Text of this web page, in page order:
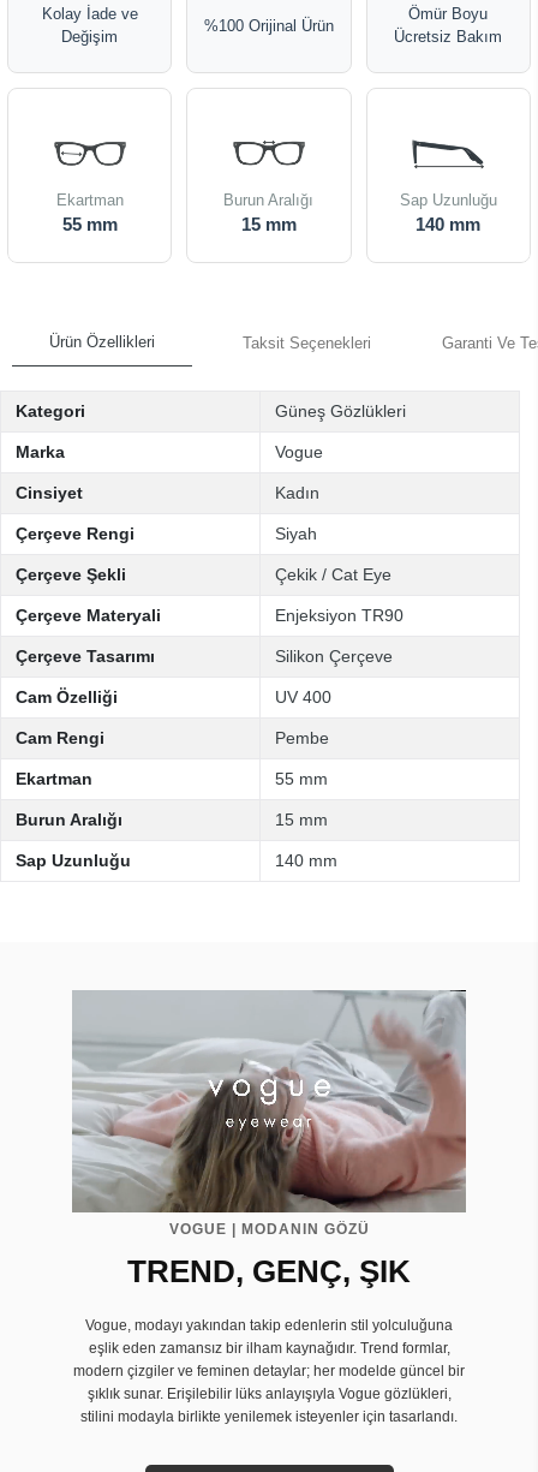
Kolay İade ve
Değişim
%100 Orijinal Ürün
Ömür Boyu
Ücretsiz Bakım
Ekartman
55 mm
Burun Aralığı
15 mm
Sap Uzunluğu
140 mm
Ürün Özellikleri Taksit Seçenekleri Garanti Ve
Kategori Güneş Gözlükleri
Marka Vogue
Cinsiyet Kadın
Çerçeve Rengi Siyah
Çerçeve Şekli Çekik / Cat Eye
Çerçeve Materyali Enjeksiyon TR90
Çerçeve Tasarımı Silikon Çerçeve
Cam Özelliği UV 400
Cam Rengi Pembe
Ekartman 55 mm
Burun Aralığı 15 mm
Sap Uzunluğu 140 mm
VOGUE | MODANIN GÖZÜ
TREND, GENÇ, ŞIK
Vogue, modayı yakından takip edenlerin stil yolculuğuna
eşlik eden zamansız bir ilham kaynağıdır. Trend formlar,
modern çizgiler ve feminen detaylar; her modelde güncel bir
şıklık sunar. Erişilebilir lüks anlayışıyla Vogue gözlükleri,
stilini modayla birlikte yenilemek isteyenler için tasarlandı.